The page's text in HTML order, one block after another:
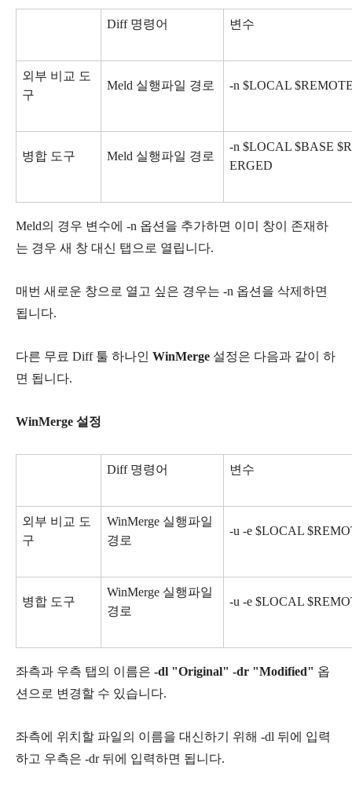
Diff 명령어 변수
외부 비교 도
구
Meld 실행파일 경로 -n $LOCAL
병합 도구 Meld 실행파일 경로
-n $LOCAL $BASE
ERGED
Meld의 경우 변수에 -n 옵션을 추가하면 이미 창이 존재하
는 경우 새 창 대신 탭으로 열립니다.
매번 새로운 창으로 열고 싶은 경우는 -n 옵션을 삭제하면
됩니다.
다른 무료 Diff 툴 하나인 WinMerge 설정은 다음과 같이 하
면 됩니다.
WinMerge 설정
Diff 명령어 변수
외부 비교 도
구
WinMerge 실행파일
경로
-u -e $LOCAL
병합 도구
WinMerge 실행파일
경로
-u -e $LOCAL
좌측과 우측 탭의 이름은 -dl "Original" -dr "Modified" 옵
션으로 변경할 수 있습니다.
좌측에 위치할 파일의 이름을 대신하기 위해 -dl 뒤에 입력
하고 우측은 -dr 뒤에 입력하면 됩니다.